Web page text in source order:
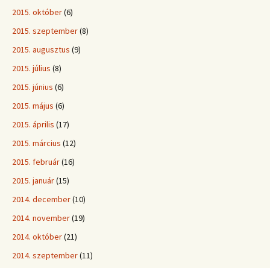
2015. október(6)
2015. szeptember(8)
2015. augusztus (9)
2015. július (8)
2015. június (6)
2015. május (6)
2015. április (17)
2015. március (12)
2015. február(16)
2015. január(15)
2014. december(10)
2014. november(19)
2014. október(21)
2014. szeptember(11)